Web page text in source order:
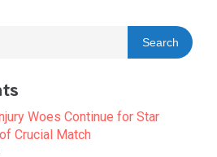
Search
Woes Continue for Star
Crucial Match